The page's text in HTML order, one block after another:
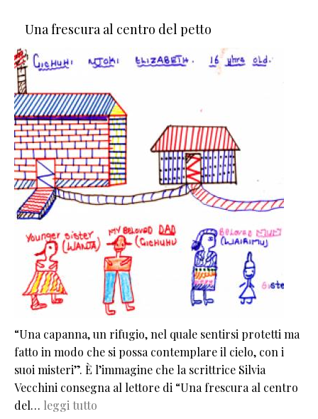
Una frescura al centro del petto
“Una capanna, un rifugio, nel quale sentirsi protetti ma
fatto in modo che si possa contemplare il cielo, con i
suoi misteri”. È l’immagine che la scrittrice Silvia
Vecchini consegna al lettore di “Una frescura al centro
del… leggi tutto